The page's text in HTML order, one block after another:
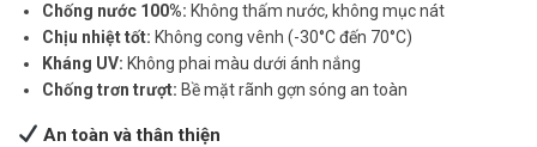
Chống nước 100%: Không thấm nước, không mục nát
Chịu nhiệt tốt: Không cong vênh (-30°C đến 70°C)
Kháng UV: Không phai màu dưới ánh nắng
Chống trơn trượt: Bề mặt rãnh gợn sóng an toàn
An toàn và thân thiện